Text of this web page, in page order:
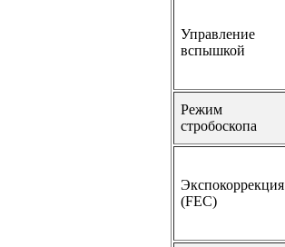
Управление
вспышкой
Режим
стробоскопа
Экспокоррекция
(FEC)